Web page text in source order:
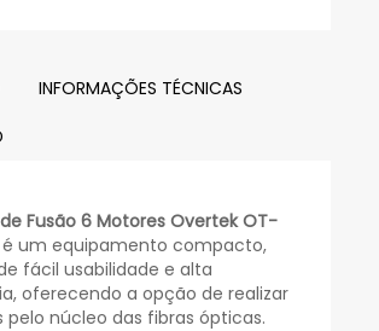
INFORMAÇÕES TÉCNICAS
Fusão 6 Motores Overtek OT-
é um equipamento compacto,
fácil usabilidade e alta
oferecendo a opção de realizar
pelo núcleo das fibras ópticas.